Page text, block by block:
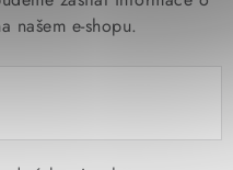
našem e-shopu.